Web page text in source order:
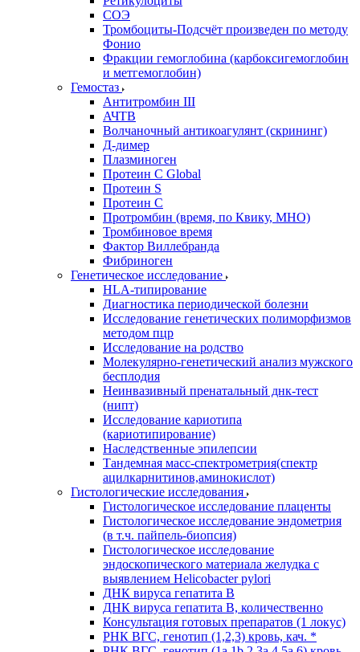
СОЭ
Тромбоциты-Подсчёт произведен по методу
Фонио
Фракции гемоглобина (карбоксигемоглобин
и метгемоглобин)
Гемостаз
Антитромбин III
АЧТВ
Волчаночный антикоагулянт (скрининг)
Д-димер
Плазминоген
Протеин C Global
Протеин S
Протеин С
Протромбин (время, по Квику, МНО)
Тромбиновое время
Фактор Виллебранда
Фибриноген
Генетическое исследование
HLA-типирование
Диагностика периодической болезни
Исследование генетических полиморфизмов
методом пцр
Исследование на родство
Молекулярно-генетический анализ мужского
бесплодия
Неинвазивный пренатальный днк-тест
(нипт)
Исследование кариотипа
(кариотипирование)
Наследственные эпилепсии
Тандемная масс-спектрометрия(спектр
ацилкарнитинов,аминокислот)
Гистологические исследования
Гистологическое исследование плаценты
Гистологическое исследование эндометрия
(в т.ч. пайпель-биопсия)
Гистологическое исследование
эндоскопического материала желудка с
выявлением Helicobacter pylori
ДНК вируса гепатита B
ДНК вируса гепатита B, количественно
Консультация готовых препаратов (1 локус)
РНК ВГC, генотип (1,2,3) кровь, кач. *